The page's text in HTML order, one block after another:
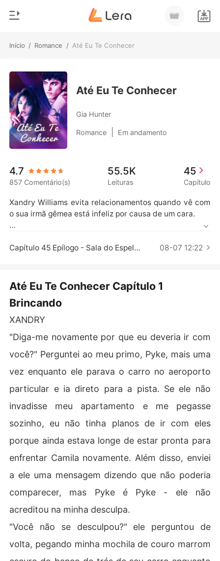
Início / Romance / Até Eu Te Conhecer
Loja
Histórico
Sair
Baixar App
Gênero
Moderno
Lobisomem
Contos
Bilionários
Até Eu Te Conhecer
Gia Hunter
Romance Em andamento
4.7
857 Comentário(s)
55.5K
Leituras
45
Capítulo
Xandry Williams evita relacionamentos quando vê com
o sua irmã gêmea está infeliz por causa de um cara.
ramente bonita que jura não se apaixonar novamente p
Blaine Harris aprende uma lição com um erro que comet
eu anos atrás, fazendo com que sua vida mude.
Ela está sozinha há anos, mas nunca admite isso até qu
anto o deserto.
Mas alguém tão lindo, arrogante e brutalmente honesto
como Xandry é o mesmo homem que ela tem evitado há
anos.
Xandry dará mais um passo e aceitará ela? Ou ele vai v
oltar para sua aventura e nunca mais olhar para ela nov
amente?
Capítulo 45 Epílogo - Sala do Espelho Íntimo 08-07 12:22
Até Eu Te Conhecer Capítulo 1
Brincando
XANDRY
"Diga-me novamente por que eu deveria ir com
você?" Perguntei ao meu primo, Pyke, mais uma
vez enquanto ele parava o carro no aeroporto
particular e ia direto para a pista. Se ele não
invadisse meu apartamento e me pegasse
sozinho, eu não tinha planos de ir com eles
porque ainda estava longe de estar pronta para
enfrentar Camila novamente. Além disso, enviei
a ele uma mensagem dizendo que não poderia
comparecer, mas Pyke é Pyke - ele não
acreditou na minha desculpa.
"Você não se desculpou?" ele perguntou de
volta, pegando minha mochila de couro marrom